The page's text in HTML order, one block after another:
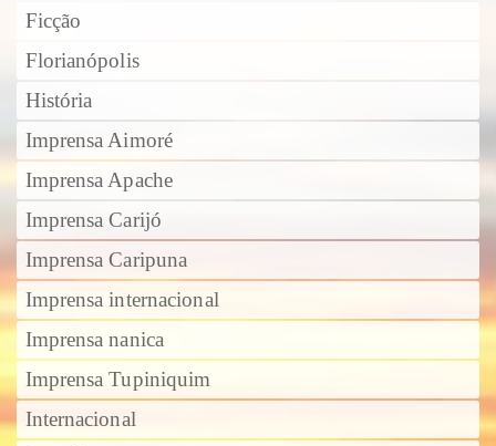
Ficção
Florianópolis
História
Imprensa Aimoré
Imprensa Apache
Imprensa Carijó
Imprensa Caripuna
Imprensa internacional
Imprensa nanica
Imprensa Tupiniquim
Internacional